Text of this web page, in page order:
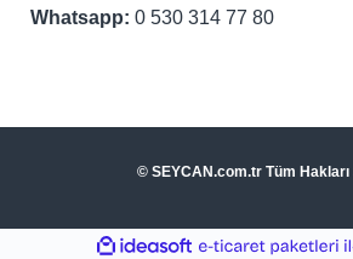
Whatsapp: 0 530 314 77 80
© SEYCAN.com.tr Tüm Hakları
ideasoft e-